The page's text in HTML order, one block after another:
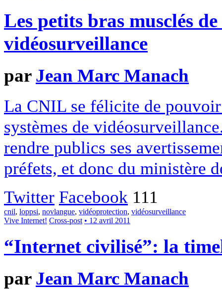
Les petits bras musclés
vidéosurveillance
par Jean Marc Manach
La CNIL se félicite de
systèmes de
rendre publics ses
préfets, et donc du ministère
Twitter Facebook 111
cnil, loppsi, novlangue, vidéoprotection, vidéosurveillance
Vive Internet! Cross-post • 12 avril 2011
“Internet civilisé”: la
par Jean Marc Manach